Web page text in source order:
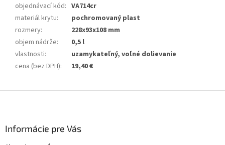
objednávací kód: VA714cr
materiál krytu:
pochromovaný plast
rozmery:
228x93x108 mm
objem nádrže:
0,5 l
vlastnosti:
uzamykateľný, voľné dolievanie
cena (bez DPH): 19,40 €
Informácie pre Vás